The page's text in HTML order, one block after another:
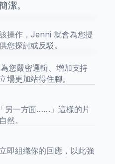
潔。
操作，Jenni 就會為您提
您探討或反駁。
您嚴密邏輯、增加支持
場更加站得住腳。
另一方面……」這樣的片
然。
即組織你的回應，以此強